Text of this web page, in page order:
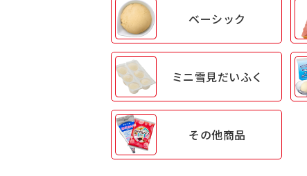
ベーシック
ミニ雪見だいふく
その他商品